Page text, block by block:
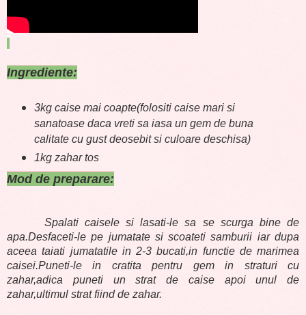
Ingrediente:
3kg caise mai coapte(folositi caise mari si
sanatoase daca vreti sa iasa un gem de buna
calitate cu gust deosebit si culoare deschisa)
1kg zahar tos
Mod de preparare:
Spalati caisele si lasati-le sa se scurga bine de
apa.Desfaceti-le pe jumatate si scoateti samburii iar dupa
aceea taiati jumatatile in 2-3 bucati,in functie de marimea
caisei.Puneti-le in cratita pentru gem in straturi cu
zahar,adica puneti un strat de caise apoi unul de
zahar,ultimul strat fiind de zahar.